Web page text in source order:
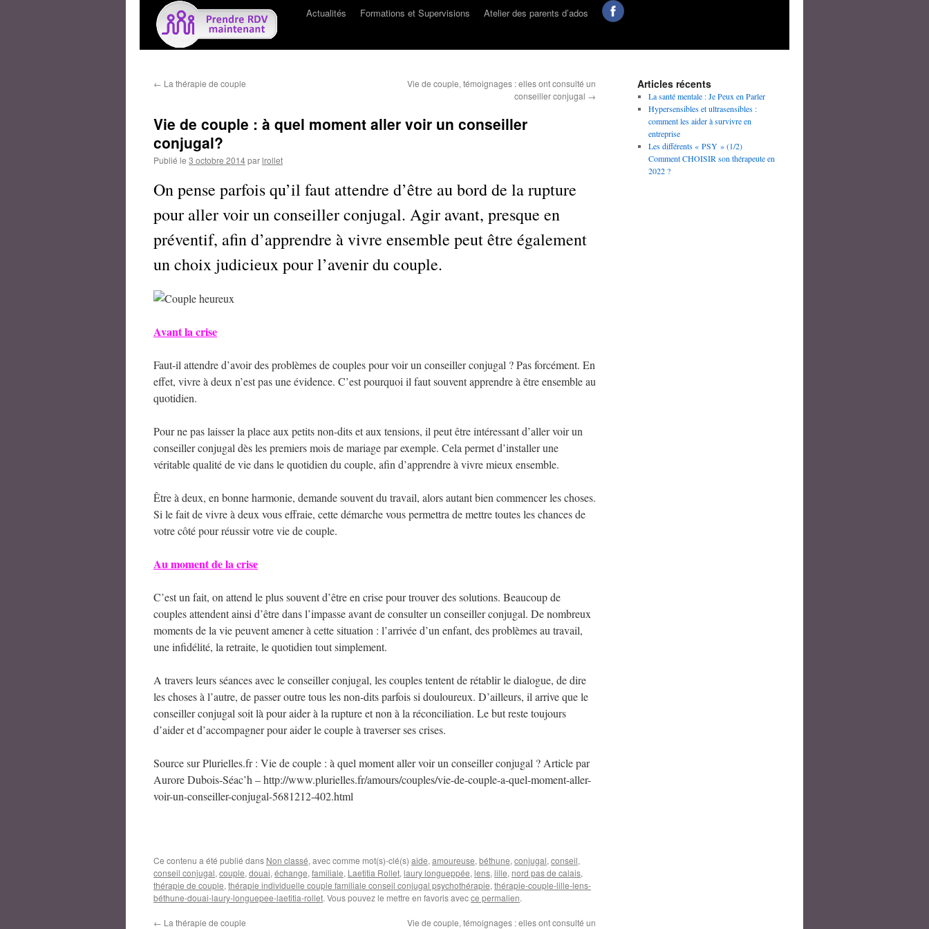
Actualités
Formations et Supervisions Atelier des parents d’ados
← La thérapie de couple
Vie de couple, témoignages : elles ont consulté un
conseiller conjugal →
Vie de couple : à quel moment aller voir un conseiller
conjugal?
Publié le 3 octobre 2014parlrollet
On pense parfois qu’il faut attendre d’être au bord de la rupture
pour aller voir un conseiller conjugal. Agir avant, presque en
préventif, afin d’apprendre à vivre ensemble peut être également
un choix judicieux pour l’avenir du couple.
Avant la crise
Faut-il attendre d’avoir des problèmes de couples pour voir un conseiller conjugal ? Pas forcément. En
effet, vivre à deux n’est pas une évidence. C’est pourquoi il faut souvent apprendre à être ensemble au
quotidien.
Pour ne pas laisser la place aux petits non-dits et aux tensions, il peut être intéressant d’aller voir un
conseiller conjugal dès les premiers mois de mariage par exemple. Cela permet d’installer une
véritable qualité de vie dans le quotidien du couple, afin d’apprendre à vivre mieux ensemble.
Être à deux, en bonne harmonie, demande souvent du travail, alors autant bien commencer les choses.
Si le fait de vivre à deux vous effraie, cette démarche vous permettra de mettre toutes les chances de
votre côté pour réussir votre vie de couple.
Au moment de la crise
C’est un fait, on attend le plus souvent d’être en crise pour trouver des solutions. Beaucoup de
couples attendent ainsi d’être dans l’impasse avant de consulter un conseiller conjugal. De nombreux
moments de la vie peuvent amener à cette situation : l’arrivée d’un enfant, des problèmes au travail,
une infidélité, la retraite, le quotidien tout simplement.
A travers leurs séances avec le conseiller conjugal, les couples tentent de rétablir le dialogue, de dire
les choses à l’autre, de passer outre tous les non-dits parfois si douloureux. D’ailleurs, il arrive que le
conseiller conjugal soit là pour aider à la rupture et non à la réconciliation. Le but reste toujours
d’aider et d’accompagner pour aider le couple à traverser ses crises.
Source sur Plurielles.fr : Vie de couple : à quel moment aller voir un conseiller conjugal ? Article par
Aurore Dubois-Séac’h – http://www.plurielles.fr/amours/couples/vie-de-couple-a-quel-moment-aller-
voir-un-conseiller-conjugal-5681212-402.html
Ce contenu a été publié dans Non classé, avec comme mot(s)-clé(s) aide, amoureuse, béthune, conjugal, conseil,
conseil conjugal, couple, douai, échange, familiale, Laetitia Rollet, laury longueppée, lens, lille, nord pas de calais,
thérapie de couple, thérapie individuelle couple familiale conseil conjugal psychothérapie, thérapie-couple-lille-lens-
béthune-douai-laury-longuepee-laetitia-rollet. Vous pouvez le mettre en favoris avecce permalien.
← La thérapie de couple Vie de couple, témoignages : elles ont consulté un
Articles récents
La santé mentale : Je Peux en Parler
Hypersensibles et ultrasensibles :
comment les aider à survivre en
entreprise
Les différents « PSY » (1/2)
Comment CHOISIR son thérapeute en
2022 ?